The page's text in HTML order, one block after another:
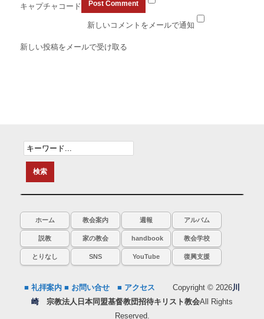
キャプチャコード
新しいコメントをメールで通知
新しい投稿をメールで受け取る
ホーム 教会案内 週報 アルバム
説教 家の教会 handbook 教会学校
とりなし SNS YouTube 復興支援
■ 礼拝案内 ■ お問い合せ ■ アクセス Copyright © 2026川
崎
宗教法人日本同盟基督教団招待キリスト教会All Rights
Reserved.